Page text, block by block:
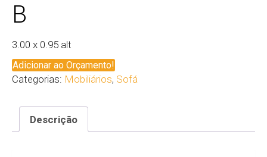
B
3.00 x 0.95 alt
Adicionar ao Orçamento!
Categorias: Mobiliários, Sofá
Descrição